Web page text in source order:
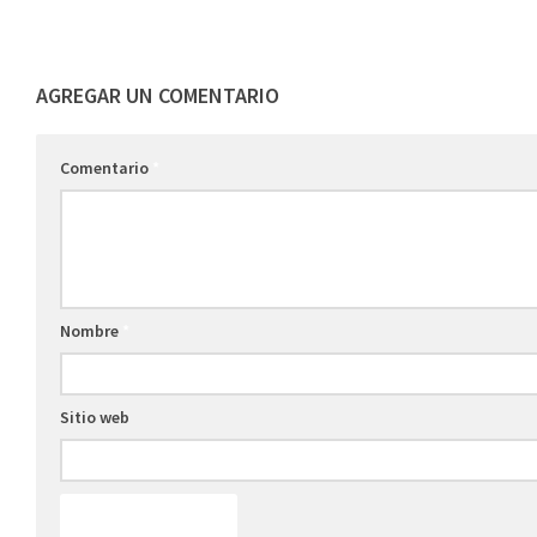
AGREGAR UN COMENTARIO
Comentario
Nombre
Sitio web